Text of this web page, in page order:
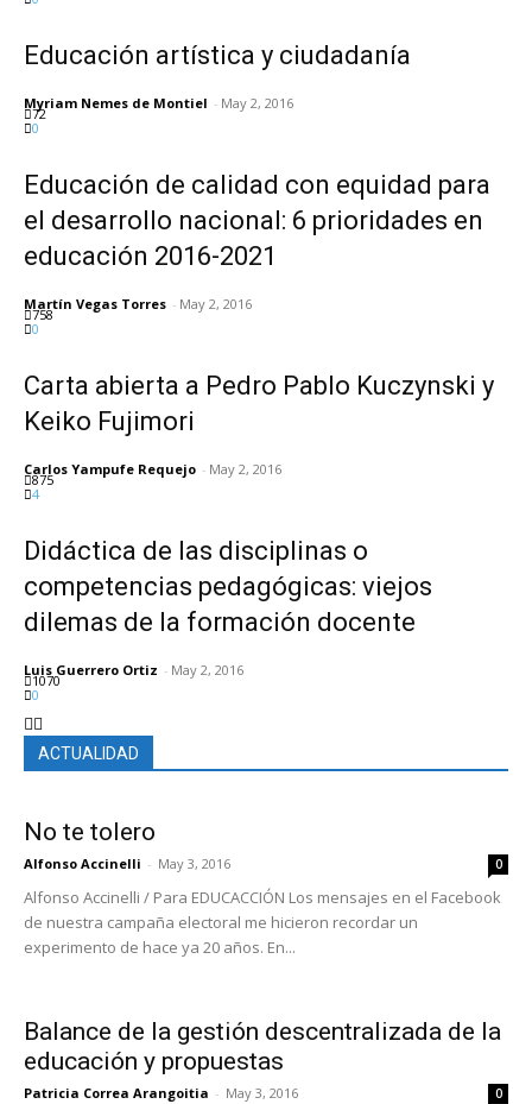
Educación artística y ciudadanía
Myriam Nemes de Montiel - May 2, 2016
72
0
Educación de calidad con equidad para
el desarrollo nacional: 6 prioridades en
educación 2016-2021
Martín Vegas Torres - May 2, 2016
758
0
Carta abierta a Pedro Pablo Kuczynski y
Keiko Fujimori
Carlos Yampufe Requejo - May 2, 2016
875
4
Didáctica de las disciplinas o
competencias pedagógicas: viejos
dilemas de la formación docente
Luis Guerrero Ortiz - May 2, 2016
1070
0
ACTUALIDAD
No te tolero
Alfonso Accinelli - May 3, 2016 0
Alfonso Accinelli / Para EDUCACCIÓN Los mensajes en el Facebook
de nuestra campaña electoral me hicieron recordar un
experimento de hace ya 20 años. En...
Balance de la gestión descentralizada de la
educación y propuestas
Patricia Correa Arangoitia - May 3, 2016 0